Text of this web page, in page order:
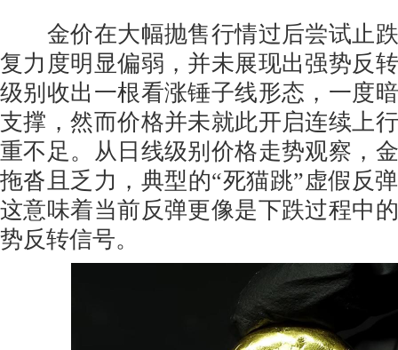
金价在大幅抛售行情过后尝试止跌
复力度明显偏弱，并未展现出强势反
级别收出一根看涨锤子线形态，一度
支撑，然而价格并未就此开启连续上
重不足。从日线级别价格走势观察，
拖沓且乏力，典型的“死猫跳”虚假反
这意味着当前反弹更像是下跌过程中
势反转信号。